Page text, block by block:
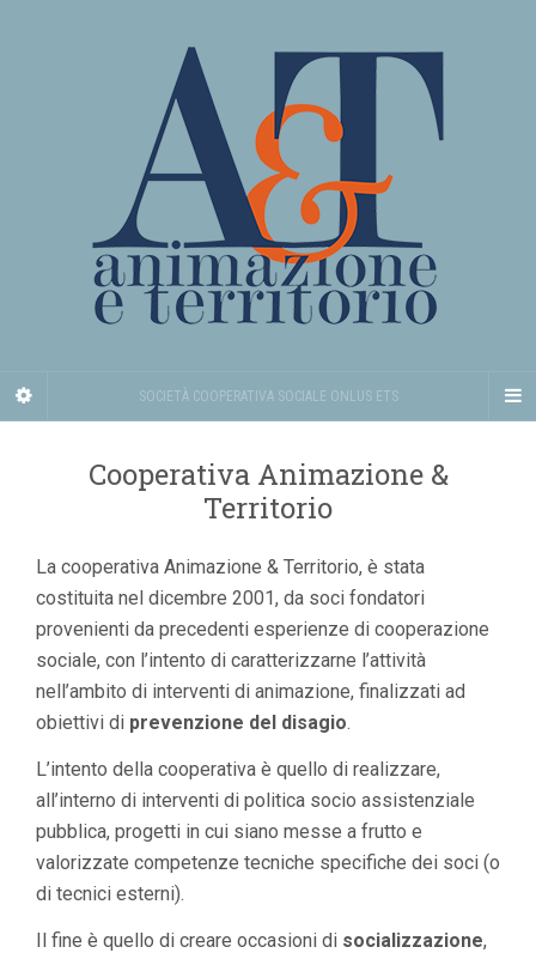
SOCIETÀ COOPERATIVA SOCIALE ONLUS ETS
Cooperativa Animazione &
Territorio
La cooperativa Animazione & Territorio, è stata
costituita nel dicembre 2001, da soci fondatori
provenienti da precedenti esperienze di cooperazione
sociale, con l’intento di caratterizzarne l’attività
nell’ambito di interventi di animazione, finalizzati ad
obiettivi di prevenzione del disagio.
L’intento della cooperativa è quello di realizzare,
all’interno di interventi di politica socio assistenziale
pubblica, progetti in cui siano messe a frutto e
valorizzate competenze tecniche specifiche dei soci (o
di tecnici esterni).
Il fine è quello di creare occasioni di socializzazione,